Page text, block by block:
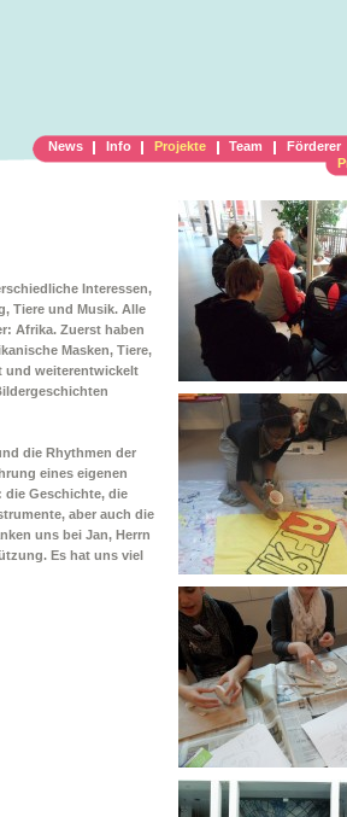
News Info Projekte Team Förderer
Interessen,
Tiere und Musik. Alle
Afrika. Zuerst haben
Masken, Tiere,
und weiterentwickelt
die Rhythmen der
eines eigenen
die Geschichte, die
aber auch die
uns bei Jan, Herrn
Es hat uns viel